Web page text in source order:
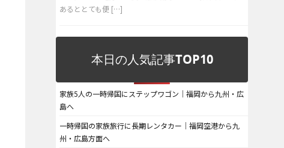
あるととても便 […]
本日の人気記事TOP10
家族5人の一時帰国にステップワゴン｜福岡から九州・広
島へ
一時帰国の家族旅行に長期レンタカー｜福岡空港から九
州・広島方面へ